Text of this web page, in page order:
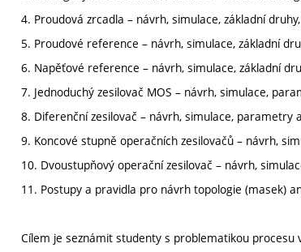
4. Proudová zrcadla – návrh, simulace, základní
5. Proudové reference – návrh, simulace, základní
6. Napěťové reference – návrh, simulace, základní
7. Jednoduchý zesilovač MOS – návrh, simulace,
8. Diferenční zesilovač – návrh, simulace, parametry
9. Koncové stupně operačních zesilovačů – návrh,
10. Dvoustupňový operační zesilovač – návrh,
11. Postupy a pravidla pro návrh topologie (masek)
Cílem je seznámit studenty s problematikou procesu